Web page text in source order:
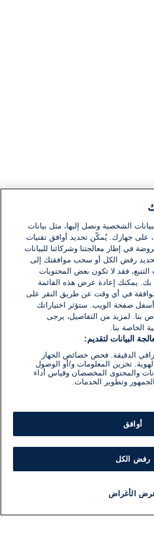
الشخصية ونصل إليها، مثل بيانات
على جهازك. يُمكّن تحديد أوافق تقنيات
في إطار معالجتنا وشركائنا للبيانات
رفض الكل أو سحب موافقتك إلى
فقد لا تكون بعض المحتويات
بك. يمكنك إعادة عرض هذه القائمة
في أي وقت عن طريق النقر على
أسفل صفحة الويب. ستؤثر اختياراتك
بنا. لمزيد من التفاصيل، يرجى
الخاصة بنا.
البيانات لتقديم:
الدقيقة. فحص خصائص الجهاز
تخزين المعلومات و/أو الوصول
والمحتوى المخصصان وقياس أداء
وتطوير الخدمات.
أوافق
رفض الكل
الأغراض